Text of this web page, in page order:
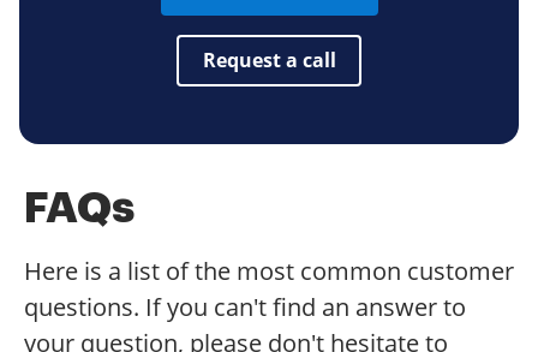
Request a call
FAQs
Here is a list of the most common customer
questions. If you can't find an answer to
your question, please don't hesitate to